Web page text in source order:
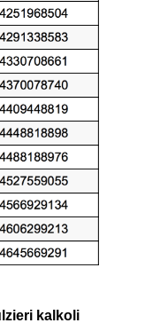
kalkoli